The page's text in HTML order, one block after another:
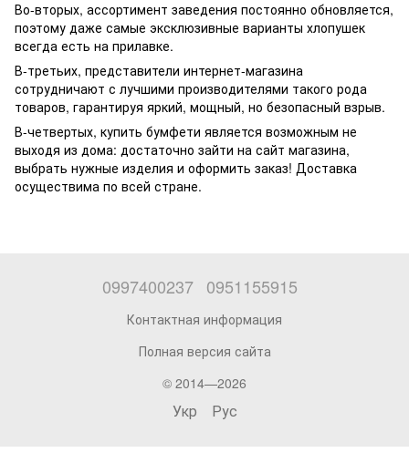
Во-вторых, ассортимент заведения постоянно обновляется,
поэтому даже самые эксклюзивные варианты хлопушек
всегда есть на прилавке.
В-третьих, представители интернет-магазина
сотрудничают с лучшими производителями такого рода
товаров, гарантируя яркий, мощный, но безопасный взрыв.
В-четвертых, купить бумфети является возможным не
выходя из дома: достаточно зайти на сайт магазина,
выбрать нужные изделия и оформить заказ! Доставка
осуществима по всей стране.
0997400237 0951155915
Контактная информация
Полная версия сайта
© 2014—2026
Укр Рус